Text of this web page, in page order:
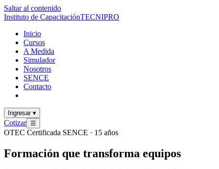
Saltar al contenido
Instituto de CapacitaciónTECNIPRO
Inicio
Cursos
A Medida
Simulador
Nosotros
SENCE
Contacto
Ingresar ▾
Cotizar ☰
OTEC Certificada SENCE · 15 años
Formación que transforma equipos